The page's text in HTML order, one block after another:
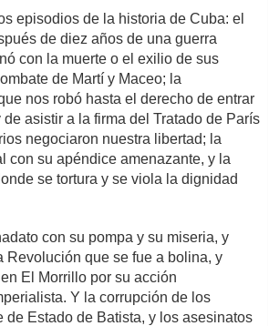
episodios de la historia de Cuba: el
de diez años de una guerra
con la muerte o el exilio de sus
de Martí y Maceo; la
nos robó hasta el derecho de entrar
asistir a la firma del Tratado de París
negociaron nuestra libertad; la
con su apéndice amenazante, y la
se tortura y se viola la dignidad
con su pompa y su miseria, y
Revolución que se fue a bolina, y
El Morrillo por su acción
Y la corrupción de los
de Estado de Batista, y los asesinatos